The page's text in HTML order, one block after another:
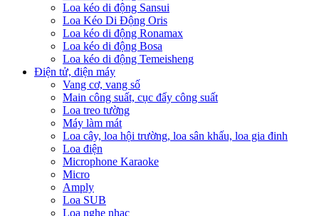
Loa kéo di động Sansui
Loa Kéo Di Động Oris
Loa kéo di động Ronamax
Loa kéo di động Bosa
Loa kéo di động Temeisheng
Điện tử, điện máy
Vang cơ, vang số
Main công suất, cục đẩy công suất
Loa treo tường
Máy làm mát
Loa cây, loa hội trường, loa sân khấu, loa gia đinh
Loa điện
Microphone Karaoke
Micro
Amply
Loa SUB
Loa nghe nhạc